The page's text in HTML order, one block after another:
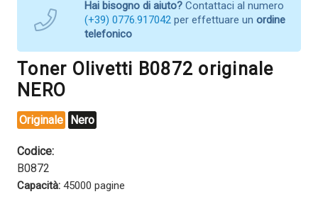
Hai bisogno di aiuto? Contattaci al numero
(+39) 0776.917042 per effettuare un ordine
telefonico
Toner Olivetti B0872 originale
NERO
Originale Nero
Codice:
B0872
Capacità: 45000 pagine